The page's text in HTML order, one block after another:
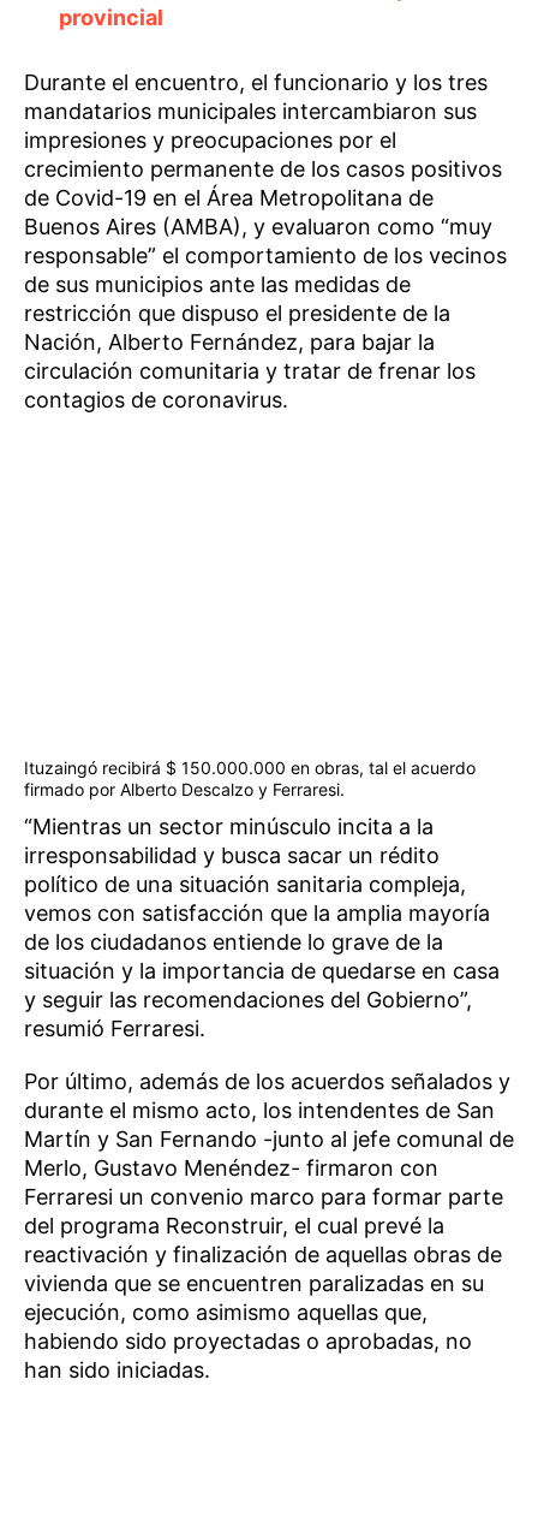
provincial
Durante el encuentro, el funcionario y los tres
mandatarios municipales intercambiaron sus
impresiones y preocupaciones por el
crecimiento permanente de los casos positivos
de Covid-19 en el Área Metropolitana de
Buenos Aires (AMBA), y evaluaron como “muy
responsable” el comportamiento de los vecinos
de sus municipios ante las medidas de
restricción que dispuso el presidente de la
Nación, Alberto Fernández, para bajar la
circulación comunitaria y tratar de frenar los
contagios de coronavirus.
Ituzaingó recibirá $ 150.000.000 en obras, tal el acuerdo
firmado por Alberto Descalzo y Ferraresi.
“Mientras un sector minúsculo incita a la
irresponsabilidad y busca sacar un rédito
político de una situación sanitaria compleja,
vemos con satisfacción que la amplia mayoría
de los ciudadanos entiende lo grave de la
situación y la importancia de quedarse en casa
y seguir las recomendaciones del Gobierno”,
resumió Ferraresi.
Por último, además de los acuerdos señalados y
durante el mismo acto, los intendentes de San
Martín y San Fernando -junto al jefe comunal de
Merlo, Gustavo Menéndez- firmaron con
Ferraresi un convenio marco para formar parte
del programa Reconstruir, el cual prevé la
reactivación y finalización de aquellas obras de
vivienda que se encuentren paralizadas en su
ejecución, como asimismo aquellas que,
habiendo sido proyectadas o aprobadas, no
han sido iniciadas.